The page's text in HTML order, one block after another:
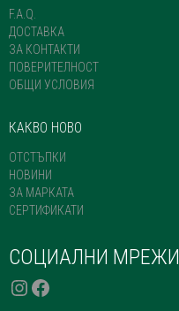
F.A.Q.
ДОСТАВКА
ЗА КОНТАКТИ
ПОВЕРИТЕЛНОСТ
ОБЩИ УСЛОВИЯ
КАКВО НОВО
ОТСТЪПКИ
НОВИНИ
ЗА МАРКАТА
СЕРТИФИКАТИ
СОЦИАЛНИ МРЕЖИ
INSTAGRAM
FACEBOOK